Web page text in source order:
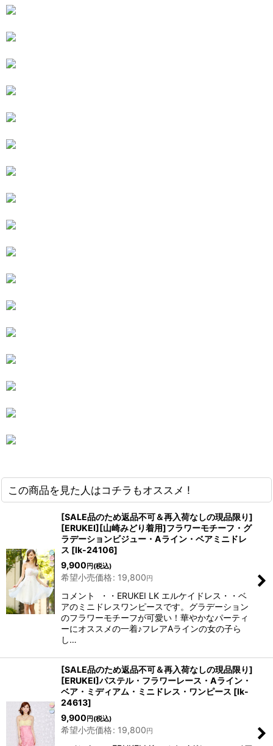
この商品を見た人はコチラもオススメ !
[SALE品のため返品不可＆再入荷なしの現品限り]
[ERUKEI][山崎みどり着用]フラワーモチーフ・グ
ラデーションビジュー・Aライン・ベアミニドレ
ス [lk-24106]
9,900 円 (税込)
希望小売価格: 19,800円
コメント ・・ERUKEI LK エルケイドレス・・ベ
アのミニドレスワンピースです。グラデーション
のフラワーモチーフが可愛い！華やかなパーティ
ーにオススメの一着♪フレアAラインの女の子ら
し…
[SALE品のため返品不可＆再入荷なしの現品限り]
[ERUKEI]パステル・フラワーレース・Aライン・
ベア・ミディアム・ミニドレス・ワンピース [lk-
24613]
9,900 円 (税込)
希望小売価格: 19,800円